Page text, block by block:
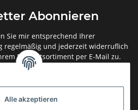
Alle akzeptieren
Abonnieren
Sie mir entsprechend Ihrer
regelmäßig und jederzeit widerruflich
Produktsortiment per E-Mail zu.